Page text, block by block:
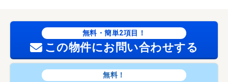
無料・簡単2項目！
この物件にお問い合わせする
無料！